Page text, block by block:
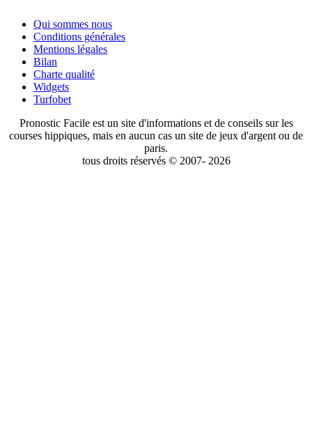
Qui sommes nous
Conditions générales
Mentions légales
Bilan
Charte qualité
Widgets
Turfobet
Pronostic Facile est un site d'informations et de conseils sur les
courses hippiques, mais en aucun cas un site de jeux d'argent ou de
paris.
tous droits réservés © 2007- 2026